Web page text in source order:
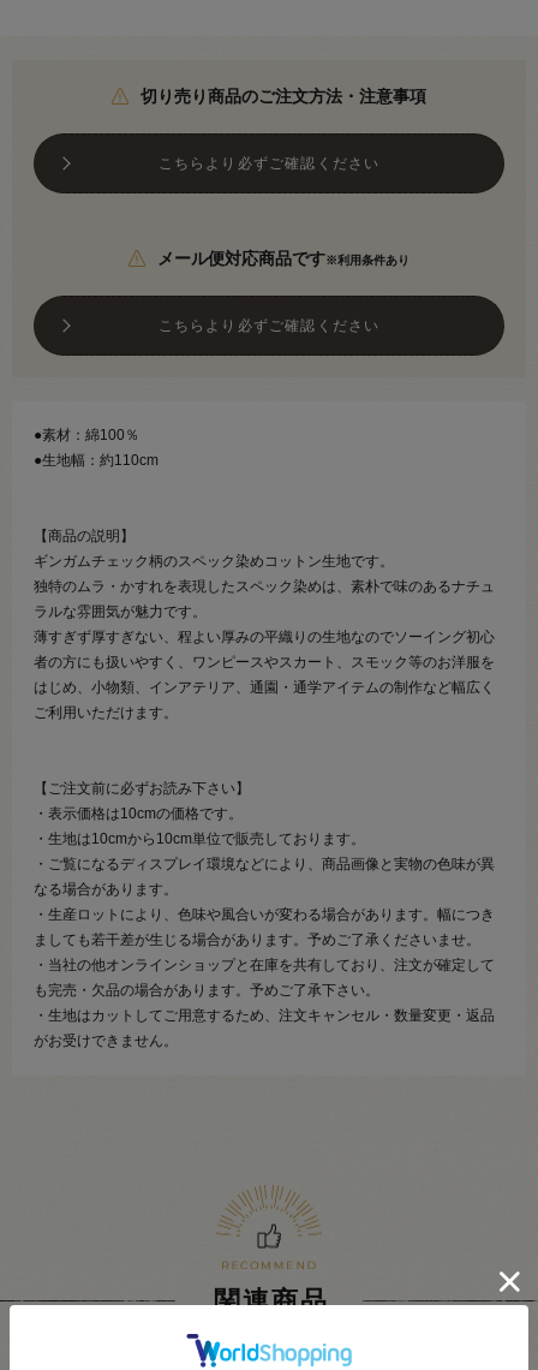
切り売り商品のご注文方法・注意事項
こちらより必ずご確認ください
メール便対応商品です※利用条件あり
こちらより必ずご確認ください
●素材：綿100％
●生地幅：約110cm
【商品の説明】
ギンガムチェック柄のスペック染めコットン生地です。
独特のムラ・かすれを表現したスペック染めは、素朴で味のあるナチュ
ラルな雰囲気が魅力です。
薄すぎず厚すぎない、程よい厚みの平織りの生地なのでソーイング初心
者の方にも扱いやすく、ワンピースやスカート、スモック等のお洋服を
はじめ、小物類、インアテリア、通園・通学アイテムの制作など幅広く
ご利用いただけます。
【ご注文前に必ずお読み下さい】
・表示価格は10cmの価格です。
・生地は10cmから10cm単位で販売しております。
・ご覧になるディスプレイ環境などにより、商品画像と実物の色味が異
なる場合があります。
・生産ロットにより、色味や風合いが変わる場合があります。幅につき
ましても若干差が生じる場合があります。予めご了承くださいませ。
・当社の他オンラインショップと在庫を共有しており、注文が確定して
も完売・欠品の場合があります。予めご了承下さい。
・生地はカットしてご用意するため、注文キャンセル・数量変更・返品
がお受けできません。
関連商品